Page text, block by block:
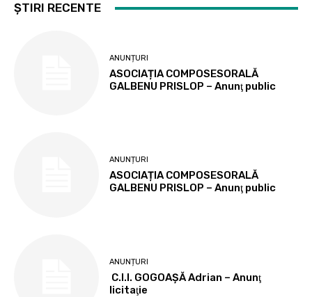
ȘTIRI RECENTE
ANUNȚURI
ASOCIAȚIA COMPOSESORALĂ
GALBENU PRISLOP – Anunţ public
ANUNȚURI
ASOCIAȚIA COMPOSESORALĂ
GALBENU PRISLOP – Anunţ public
ANUNȚURI
C.I.I. GOGOAŞĂ Adrian – Anunţ
licitaţie